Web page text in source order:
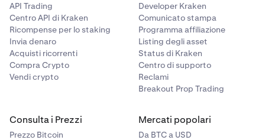
API Trading
Centro API di Kraken
Ricompense per lo staking
Invia denaro
Acquisti ricorrenti
Compra Crypto
Vendi crypto
Developer Kraken
Comunicato stampa
Programma affiliazione
Listing degli asset
Status di Kraken
Centro di supporto
Reclami
Breakout Prop Trading
Consulta i Prezzi
Prezzo Bitcoin
Mercati popolari
Da BTC a USD